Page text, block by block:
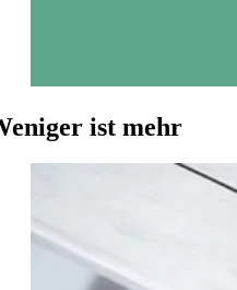
ist mehr